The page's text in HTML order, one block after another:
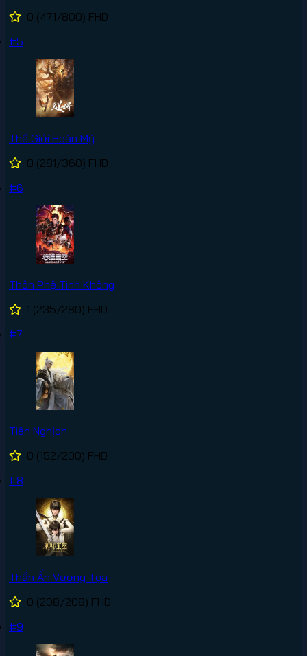
0 (471/800) FHD
#5
Thế Giới Hoàn Mỹ
0 (281/360) FHD
#6
Thôn Phệ Tinh Không
1 (235/280) FHD
#7
Tiên Nghịch
0 (152/200) FHD
#8
Thần Ấn Vương Tọa
0 (208/208) FHD
#9